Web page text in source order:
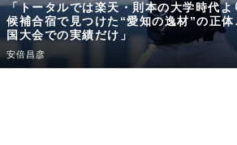
「トータルでは楽天・則本の大学時代よ
候補合宿で見つけた“愛知の逸材”の正
国大会での実績だけ」
安倍昌彦